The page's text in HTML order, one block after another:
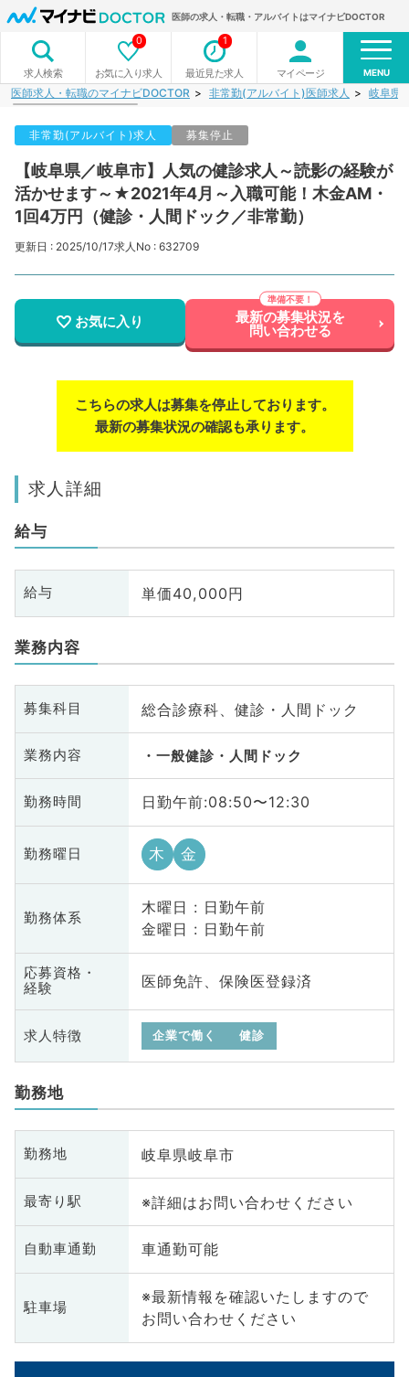
医師の求人・転職・アルバイトはマイナビDOCTOR
求人検索 お気に入り求人
0
最近見た求人
1
マイページ MENU
医師求人・転職のマイナビDOCTOR 非常勤(アルバイト)医師求人 岐阜県
非常勤(アルバイト)求人 募集停止
【岐阜県／岐阜市】人気の健診求人～読影の経験が
活かせます～★2021年4月～入職可能！木金AM・
1回4万円（健診・人間ドック／非常勤）
更新日 : 2025/10/17求人No : 632709
お気に入り 最新の募集状況を
問い合わせる
こちらの求人は募集を停止しております。
最新の募集状況の確認も承ります。
求人詳細
給与
給与 単価40,000円
業務内容
募集科目 総合診療科、健診・人間ドック
業務内容 一般健診・人間ドック
勤務時間 日勤午前:08:50〜12:30
勤務曜日 木 金
勤務体系
木曜日 : 日勤午前
金曜日 : 日勤午前
応募資格・
経験
医師免許、保険医登録済
求人特徴 企業で働く 健診
勤務地
勤務地 岐阜県岐阜市
最寄り駅 ※詳細はお問い合わせください
自動車通勤 車通勤可能
駐車場
※最新情報を確認いたしますので
お問い合わせください